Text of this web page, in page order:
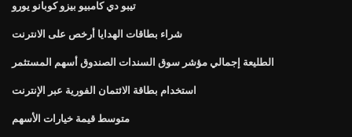
تيبو دي كامبيو بيزو كوبانو يورو
شراء بطاقات الهدايا أرخص على الانترنت
الطليعة إجمالي مؤشر سوق السندات الصندوق أسهم المستثمر
استخدام بطاقة الائتمان الفورية عبر الإنترنت
متوسط ​​قيمة خيارات الأسهم